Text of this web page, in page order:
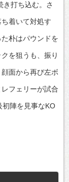
き打ち込む。さ
着いて対処す
朴はパウンドを
を狙うも、振り
面から再び左ボ
フェリーが試合
初陣を見事なKO